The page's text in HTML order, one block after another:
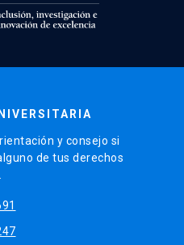
y consejo si
de tus derechos